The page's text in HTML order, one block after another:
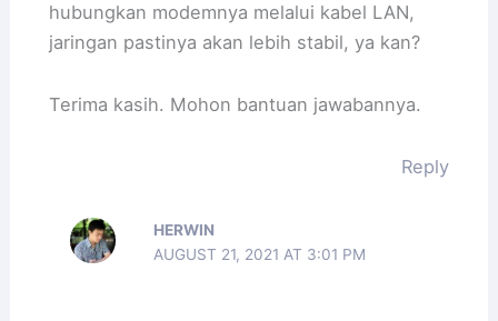
hubungkan modemnya melalui kabel LAN,
jaringan pastinya akan lebih stabil, ya kan?
Terima kasih. Mohon bantuan jawabannya.
Reply
HERWIN
AUGUST 21, 2021 AT 3:01 PM